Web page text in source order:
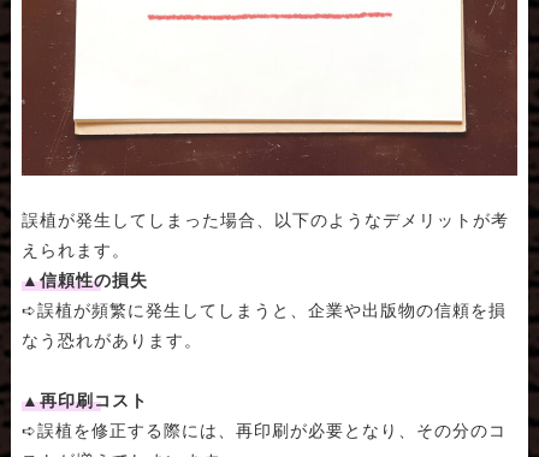
誤植が発生してしまった場合、以下のようなデメリットが考
えられます。
▲信頼性の損失
➪誤植が頻繁に発生してしまうと、企業や出版物の信頼を損
なう恐れがあります。
▲再印刷コスト
➪誤植を修正する際には、再印刷が必要となり、その分のコ